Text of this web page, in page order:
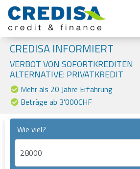
CREDISA INFORMIERT
VERBOT VON SOFORTKREDITEN
ALTERNATIVE: PRIVATKREDIT
Mehr als 20 Jahre Erfahrung
Beträge ab 3'000CHF
Wie viel?